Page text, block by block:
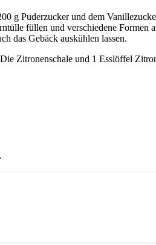
g Puderzucker und dem
füllen und verschiedene
das Gebäck auskühlen lassen.
Zitronenschale und 1 Esslöffel